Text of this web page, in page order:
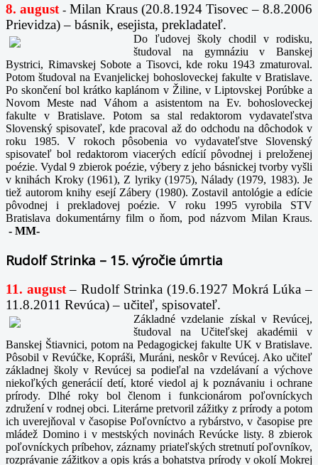
8. august -Milan Kraus (20.8.1924 Tisovec – 8.8.2006
Prievidza) – básnik, esejista, prekladateľ.
Do ľudovej školy chodil v rodisku,
študoval na gymnáziu v Banskej
Bystrici, Rimavskej Sobote a Tisovci, kde roku 1943 zmaturoval.
Potom študoval na Evanjelickej bohosloveckej fakulte v Bratislave.
Po skončení bol krátko kaplánom v Žiline, v Liptovskej Porúbke a
Novom Meste nad Váhom a asistentom na Ev. bohosloveckej
fakulte v Bratislave. Potom sa stal redaktorom vydavateľstva
Slovenský spisovateľ, kde pracoval až do odchodu na dôchodok v
roku 1985. V rokoch pôsobenia vo vydavateľstve Slovenský
spisovateľ bol redaktorom viacerých edícií pôvodnej i preloženej
poézie. Vydal 9 zbierok poézie, výbery z jeho básnickej tvorby vyšli
v knihách Kroky (1961), Z lyriky (1975), Nálady (1979, 1983). Je
tiež autorom knihy esejí Zábery (1980). Zostavil antológie a edície
pôvodnej i prekladovej poézie. V roku 1995 vyrobila STV
Bratislava dokumentárny film o ňom, pod názvom Milan Kraus.
- MM-
Rudolf Strinka – 15. výročie úmrtia
11. august – Rudolf Strinka (19.6.1927 Mokrá Lúka –
11.8.2011 Revúca) – učiteľ, spisovateľ.
Základné vzdelanie získal v Revúcej,
študoval na Učiteľskej akadémii v
Banskej Štiavnici, potom na Pedagogickej fakulte UK v Bratislave.
Pôsobil v Revúčke, Kopráši, Muráni, neskôr v Revúcej. Ako učiteľ
základnej školy v Revúcej sa podieľal na vzdelávaní a výchove
niekoľkých generácií detí, ktoré viedol aj k poznávaniu i ochrane
prírody. Dlhé roky bol členom i funkcionárom poľovníckych
združení v rodnej obci. Literárne pretvoril zážitky z prírody a potom
ich uverejňoval v časopise Poľovníctvo a rybárstvo, v časopise pre
mládež Domino i v mestských novinách Revúcke listy. 8 zbierok
poľovníckych príbehov, záznamy priateľských stretnutí poľovníkov,
rozprávanie zážitkov a opis krás a bohatstva prírody v okolí Mokrej